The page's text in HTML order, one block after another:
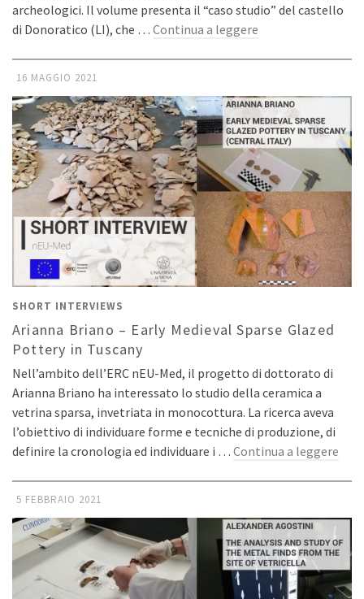
archeologici. Il volume presenta il “caso studio” del castello
di Donoratico (LI), che … Continua a leggere
16 MAGGIO 2021
SHORT INTERVIEWS
Arianna Briano – Early Medieval Sparse Glazed
Pottery in Tuscany
Nell’ambito dell’ERC nEU-Med, il progetto di dottorato di
Arianna Briano ha interessato lo studio della ceramica a
vetrina sparsa, invetriata in monocottura. La ricerca aveva
l’obiettivo di individuare forme e tecniche di produzione, di
definire la cronologia ed individuare i … Continua a leggere
5 FEBBRAIO 2021